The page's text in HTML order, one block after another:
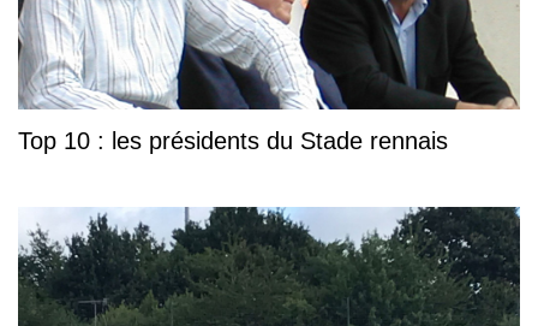
Top 10 : les présidents du Stade rennais